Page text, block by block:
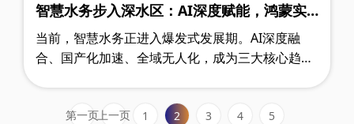
智慧水务步入深水区：AI深度赋能，鸿蒙实
现突破，政策红利持续释放
当前，智慧水务正进入爆发式发展期。AI深度融
合、国产化加速、全域无人化，成为三大核心趋
第一页上一页 1 2 3 4 5